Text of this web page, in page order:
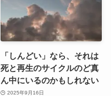
「しんどい」なら、それは
死と再生のサイクルのど真
ん中にいるのかもしれない
2025年9月16日